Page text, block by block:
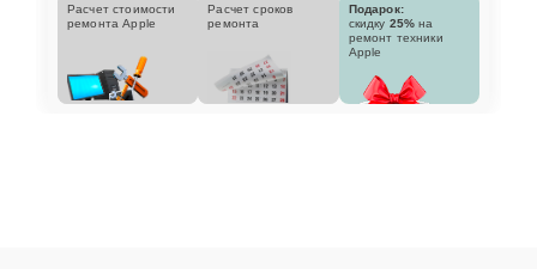
Расчет стоимости
ремонта Apple
Расчет сроков
ремонта
Подарок:
скидку 25% на
ремонт техники
Apple